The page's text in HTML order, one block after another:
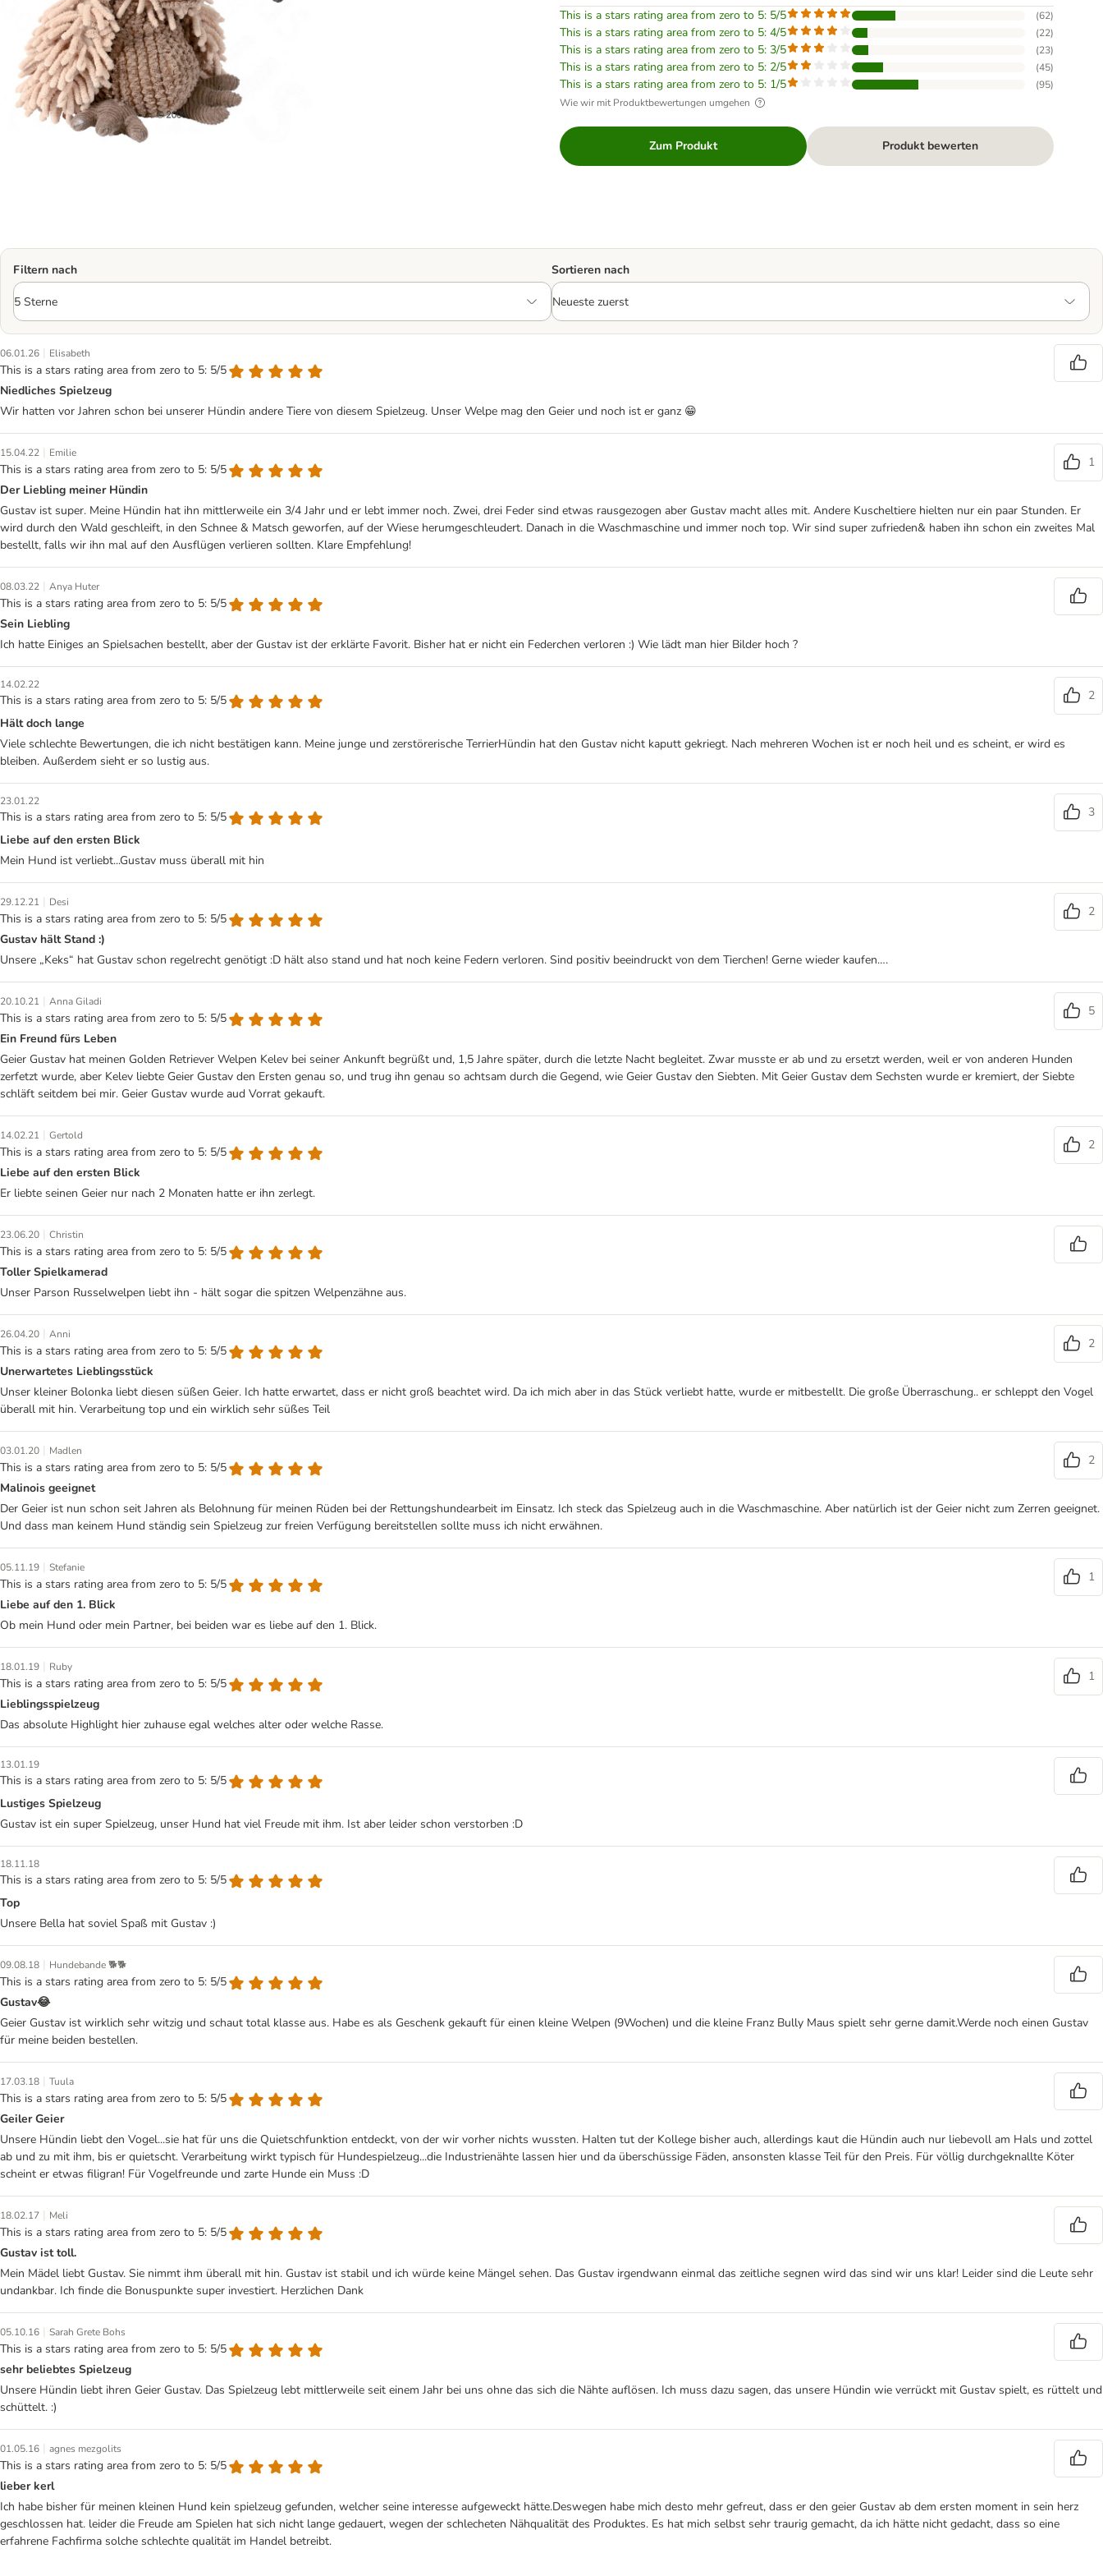
This is a stars rating area from zero to 5: 5/5
(62)
This is a stars rating area from zero to 5: 4/5 (22)
This is a stars rating area from zero to 5: 3/5 (23)
This is a stars rating area from zero to 5: 2/5 (45)
This is a stars rating area from zero to 5: 1/5 (95)
Wie wir mit Produktbewertungen umgehen
Zum Produkt Produkt bewerten
Filtern nach Sortieren nach
06.01.26 | Elisabeth
This is a stars rating area from zero to 5: 5/5
Niedliches Spielzeug
Wir hatten vor Jahren schon bei unserer Hündin andere Tiere von diesem Spielzeug. Unser Welpe mag den Geier und noch ist er ganz 😁
15.04.22 | Emilie
This is a stars rating area from zero to 5: 5/5
1
Der Liebling meiner Hündin
Gustav ist super. Meine Hündin hat ihn mittlerweile ein 3/4 Jahr und er lebt immer noch. Zwei, drei Feder sind etwas rausgezogen aber Gustav macht alles mit. Andere Kuscheltiere hielten nur ein paar Stunden. Er
wird durch den Wald geschleift, in den Schnee & Matsch geworfen, auf der Wiese herumgeschleudert. Danach in die Waschmaschine und immer noch top. Wir sind super zufrieden& haben ihn schon ein zweites Mal
bestellt, falls wir ihn mal auf den Ausflügen verlieren sollten. Klare Empfehlung!
08.03.22 | Anya Huter
This is a stars rating area from zero to 5: 5/5
Sein Liebling
Ich hatte Einiges an Spielsachen bestellt, aber der Gustav ist der erklärte Favorit. Bisher hat er nicht ein Federchen verloren :) Wie lädt man hier Bilder hoch ?
14.02.22
This is a stars rating area from zero to 5: 5/5
2
Hält doch lange
Viele schlechte Bewertungen, die ich nicht bestätigen kann. Meine junge und zerstörerische TerrierHündin hat den Gustav nicht kaputt gekriegt. Nach mehreren Wochen ist er noch heil und es scheint, er wird es
bleiben. Außerdem sieht er so lustig aus.
23.01.22
This is a stars rating area from zero to 5: 5/5
3
Liebe auf den ersten Blick
Mein Hund ist verliebt...Gustav muss überall mit hin
29.12.21 | Desi
This is a stars rating area from zero to 5: 5/5
2
Gustav hält Stand :)
Unsere „Keks“ hat Gustav schon regelrecht genötigt :D hält also stand und hat noch keine Federn verloren. Sind positiv beeindruckt von dem Tierchen! Gerne wieder kaufen….
20.10.21 | Anna Giladi
This is a stars rating area from zero to 5: 5/5
5
Ein Freund fürs Leben
Geier Gustav hat meinen Golden Retriever Welpen Kelev bei seiner Ankunft begrüßt und, 1,5 Jahre später, durch die letzte Nacht begleitet. Zwar musste er ab und zu ersetzt werden, weil er von anderen Hunden
zerfetzt wurde, aber Kelev liebte Geier Gustav den Ersten genau so, und trug ihn genau so achtsam durch die Gegend, wie Geier Gustav den Siebten. Mit Geier Gustav dem Sechsten wurde er kremiert, der Siebte
schläft seitdem bei mir. Geier Gustav wurde aud Vorrat gekauft.
14.02.21 | Gertold
This is a stars rating area from zero to 5: 5/5
2
Liebe auf den ersten Blick
Er liebte seinen Geier nur nach 2 Monaten hatte er ihn zerlegt.
23.06.20 | Christin
This is a stars rating area from zero to 5: 5/5
Toller Spielkamerad
Unser Parson Russelwelpen liebt ihn - hält sogar die spitzen Welpenzähne aus.
26.04.20 | Anni
This is a stars rating area from zero to 5: 5/5
2
Unerwartetes Lieblingsstück
Unser kleiner Bolonka liebt diesen süßen Geier. Ich hatte erwartet, dass er nicht groß beachtet wird. Da ich mich aber in das Stück verliebt hatte, wurde er mitbestellt. Die große Überraschung.. er schleppt den Vogel
überall mit hin. Verarbeitung top und ein wirklich sehr süßes Teil
03.01.20 | Madlen
This is a stars rating area from zero to 5: 5/5
2
Malinois geeignet
Der Geier ist nun schon seit Jahren als Belohnung für meinen Rüden bei der Rettungshundearbeit im Einsatz. Ich steck das Spielzeug auch in die Waschmaschine. Aber natürlich ist der Geier nicht zum Zerren geeignet.
Und dass man keinem Hund ständig sein Spielzeug zur freien Verfügung bereitstellen sollte muss ich nicht erwähnen.
05.11.19 | Stefanie
This is a stars rating area from zero to 5: 5/5
1
Liebe auf den 1. Blick
Ob mein Hund oder mein Partner, bei beiden war es liebe auf den 1. Blick.
18.01.19 | Ruby
This is a stars rating area from zero to 5: 5/5
1
Lieblingsspielzeug
Das absolute Highlight hier zuhause egal welches alter oder welche Rasse.
13.01.19
This is a stars rating area from zero to 5: 5/5
Lustiges Spielzeug
Gustav ist ein super Spielzeug, unser Hund hat viel Freude mit ihm. Ist aber leider schon verstorben :D
18.11.18
This is a stars rating area from zero to 5: 5/5
Top
Unsere Bella hat soviel Spaß mit Gustav :)
09.08.18 | Hundebande 🐕🐕
This is a stars rating area from zero to 5: 5/5
Gustav😂
Geier Gustav ist wirklich sehr witzig und schaut total klasse aus. Habe es als Geschenk gekauft für einen kleine Welpen (9Wochen) und die kleine Franz Bully Maus spielt sehr gerne damit.Werde noch einen Gustav
für meine beiden bestellen.
17.03.18 | Tuula
This is a stars rating area from zero to 5: 5/5
Geiler Geier
Unsere Hündin liebt den Vogel...sie hat für uns die Quietschfunktion entdeckt, von der wir vorher nichts wussten. Halten tut der Kollege bisher auch, allerdings kaut die Hündin auch nur liebevoll am Hals und zottel
ab und zu mit ihm, bis er quietscht. Verarbeitung wirkt typisch für Hundespielzeug...die Industrienähte lassen hier und da überschüssige Fäden, ansonsten klasse Teil für den Preis. Für völlig durchgeknallte Köter
scheint er etwas filigran! Für Vogelfreunde und zarte Hunde ein Muss :D
18.02.17 | Meli
This is a stars rating area from zero to 5: 5/5
Gustav ist toll.
Mein Mädel liebt Gustav. Sie nimmt ihm überall mit hin. Gustav ist stabil und ich würde keine Mängel sehen. Das Gustav irgendwann einmal das zeitliche segnen wird das sind wir uns klar! Leider sind die Leute sehr
undankbar. Ich finde die Bonuspunkte super investiert. Herzlichen Dank
05.10.16 | Sarah Grete Bohs
This is a stars rating area from zero to 5: 5/5
sehr beliebtes Spielzeug
Unsere Hündin liebt ihren Geier Gustav. Das Spielzeug lebt mittlerweile seit einem Jahr bei uns ohne das sich die Nähte auflösen. Ich muss dazu sagen, das unsere Hündin wie verrückt mit Gustav spielt, es rüttelt und
schüttelt. :)
01.05.16 | agnes mezgolits
This is a stars rating area from zero to 5: 5/5
lieber kerl
Ich habe bisher für meinen kleinen Hund kein spielzeug gefunden, welcher seine interesse aufgeweckt hätte.Deswegen habe mich desto mehr gefreut, dass er den geier Gustav ab dem ersten moment in sein herz
geschlossen hat. leider die Freude am Spielen hat sich nicht lange gedauert, wegen der schlecheten Nähqualität des Produktes. Es hat mich selbst sehr traurig gemacht, da ich hätte nicht gedacht, dass so eine
erfahrene Fachfirma solche schlechte qualität im Handel betreibt.